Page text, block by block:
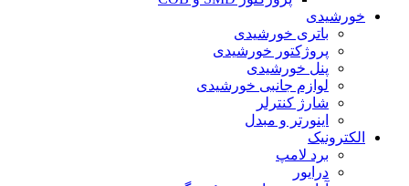
خورشیدی
باتری خورشیدی
پروژکتور خورشیدی
پنل خورشیدی
لوازم جانبی خورشیدی
شارژ کنترلر
اینورتر و مبدل
الکترونیک
برد لامپ
درایور